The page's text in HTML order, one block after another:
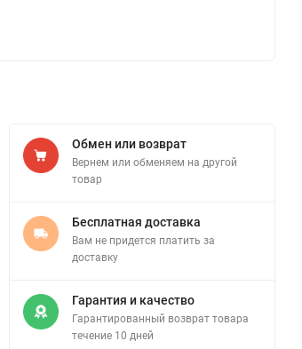
Обмен или возврат
Вернем или обменяем на другой
товар
Бесплатная доставка
Вам не придется платить за
доставку
Гарантия и качество
Гарантированный возврат товара
течение 10 дней